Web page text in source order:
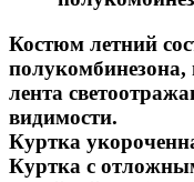
Костюм летний
полукомбинезона,
лента
видимости.
Куртка
Куртка с